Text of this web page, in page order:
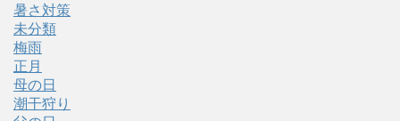
暑さ対策
未分類
梅雨
正月
母の日
潮干狩り